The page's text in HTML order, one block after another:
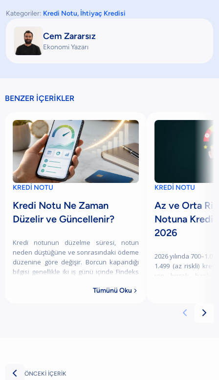
Kategoriler: Kredi Notu, İhtiyaç Kredisi
Cem Zararsız
Ekonomi Yazarı
BENZER İÇERİKLER
KREDİ NOTU
Kredi Notu Ne Zaman
Düzelir ve Güncellenir?
Kredi notunun düzelme süresi, notun
neden düştüğüne ve sonrasındaki ödeme
düzenine göre değişir. Borcun kapandığı
bilgisi genellikle iki iş günü içinde Findeks
Tümünü Oku 
KREDİ NOTU
Az ve Orta
Notuna Kredi
2026
2026 yılında
1.499 (az riskli)
için birçok banka
 
 ÖNCEKİ İÇERİK